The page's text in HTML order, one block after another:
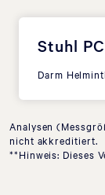
Stuhl
Darm
Analysen
nicht akkreditiert.
**Hinweis: Dieses